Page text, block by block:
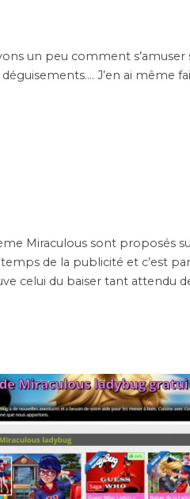
un peu comment
J’en ai même
Miraculous sont proposés
de la publicité et c’est
celui du baiser tant attendu